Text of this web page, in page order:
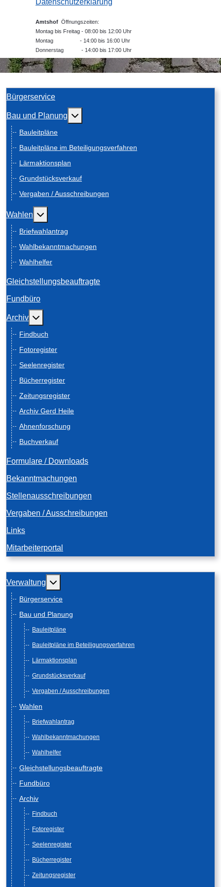
Datenschutzerklärung
Amtshof Öffnungszeiten:
Montag bis Freitag - 08:00 bis 12:00 Uhr
Montag - 14:00 bis 16:00 Uhr
Donnerstag - 14:00 bis 17:00 Uhr
Bürgerservice
Bau und Planung Weitere Informationen: Bau und Planung
Bauleitpläne
Bauleitpläne im Beteiligungsverfahren
Lärmaktionsplan
Grundstücksverkauf
Vergaben / Ausschreibungen
Wahlen Weitere Informationen: Wahlen
Briefwahlantrag
Wahlbekanntmachungen
Wahlhelfer
Gleichstellungsbeauftragte
Fundbüro
Archiv Weitere Informationen: Archiv
Findbuch
Fotoregister
Seelenregister
Bücherregister
Zeitungsregister
Archiv Gerd Heile
Ahnenforschung
Buchverkauf
Formulare / Downloads
Bekanntmachungen
Stellenausschreibungen
Vergaben / Ausschreibungen
Links
Mitarbeiterportal
Verwaltung Weitere Informationen: Verwaltung
Bürgerservice
Bau und Planung
Bauleitpläne
Bauleitpläne im Beteiligungsverfahren
Lärmaktionsplan
Grundstücksverkauf
Vergaben / Ausschreibungen
Wahlen
Briefwahlantrag
Wahlbekanntmachungen
Wahlhelfer
Gleichstellungsbeauftragte
Fundbüro
Archiv
Findbuch
Fotoregister
Seelenregister
Bücherregister
Zeitungsregister